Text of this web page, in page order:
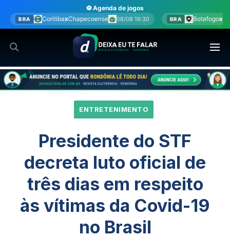
para
o
conteúdo
⚽ Agenda de jogos
08/08 19:30 BRA Botafogox Fluminense 08/08 20:00
ENTRETENIMENTO
Presidente do STF
decreta luto oficial de
três dias em respeito
às vítimas da Covid-19
no Brasil